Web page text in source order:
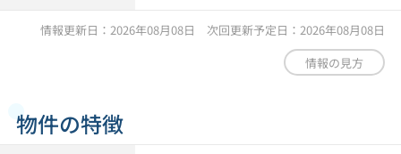
情報更新日：2026年08月08日 次回更新予定日：2026年08月08日
情報の見方
物件の特徴